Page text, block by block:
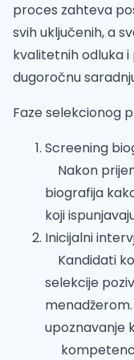
proces zahteva
svih uključenih, a
kvalitetnih odluka i
dugoročnu
Faze selekcionog
Screening
Nakon
biografija
koji
Inicijalni
Kandidati
selekcije
upoznavanje